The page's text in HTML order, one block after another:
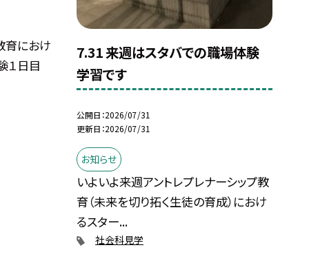
育におけ
１日目
7.31 来週はスタバでの職場体験
学習です
公開日 2026/07/31
更新日 2026/07/31
お知らせ
いよいよ来週アントレプレナーシップ教
育（未来を切り拓く生徒の育成）におけ
るスター...
社会科見学